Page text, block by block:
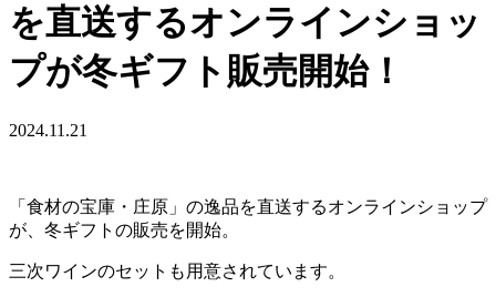
を直送するオンラインショッ
プが冬ギフト販売開始！
2024.11.21
「食材の宝庫・庄原」の逸品を直送するオンラインショップ
が、冬ギフトの販売を開始。
三次ワインのセットも用意されています。